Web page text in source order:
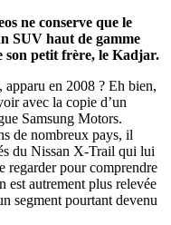
ne conserve que le
SUV haut de gamme
son petit frère, le Kadjar.
en 2008 ? Eh bien,
avec la copie d’un
Samsung Motors.
de nombreux pays, il
du Nissan X-Trail qui lui
regarder pour comprendre
est autrement plus relevée
segment pourtant devenu